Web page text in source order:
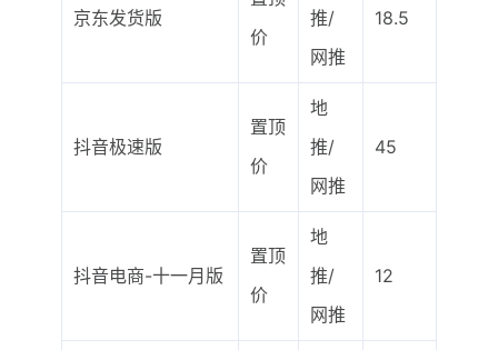
京东发货版
价
推/
网推
18.5
抖音极速版
置顶
价
地
推/
网推
45
抖音电商-十一月版
置顶
价
地
推/
网推
12